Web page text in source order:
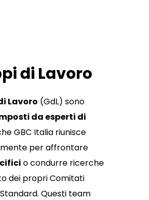
di Lavoro
Lavoro (GdL) sono
da esperti di
GBC Italia riunisce
per affrontare
o condurre ricerche
dei propri Comitati
Questi team